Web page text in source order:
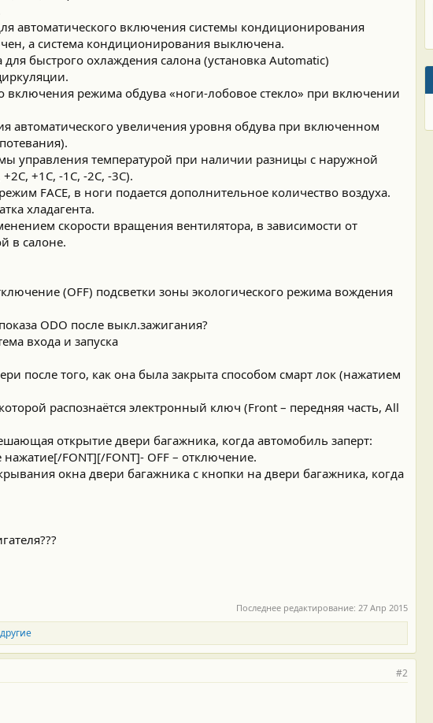
автоматического включения системы кондиционирования
а система кондиционирования выключена.
быстрого охлаждения салона (установка Automatic)
включения режима обдува «ноги-лобовое стекло» при включении
автоматического увеличения уровня обдува при включенном
управления температурой при наличии разницы с наружной
+1C, -1C, -2C, -3C).
FACE, в ноги подается дополнительное количество воздуха.
хладагента.
скорости вращения вентилятора, в зависимости от
в салоне.
(OFF) подсветки зоны экологического режима вождения
ODO после выкл.зажигания?
входа и запуска
после того, как она была закрыта способом смарт лок (нажатием
распознаётся электронный ключ (Front – передняя часть, All
открытие двери багажника, когда автомобиль заперт:
FONT][/FONT]- OFF – отключение.
окна двери багажника с кнопки на двери багажника, когда
Последнее редактирование: 27 Апр 2015
#2